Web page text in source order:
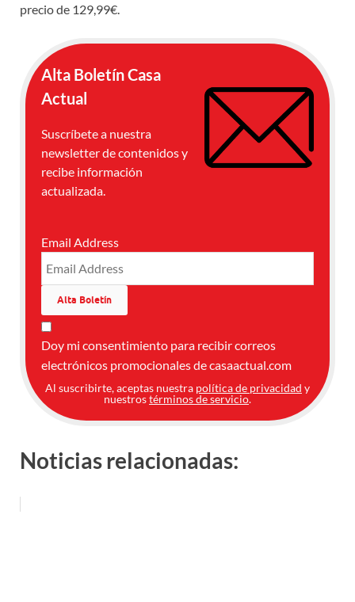
precio de 129,99€.
Alta Boletín Casa
Actual
Suscríbete a nuestra
newsletter de contenidos y
recibe información
actualizada.
Email Address
Doy mi consentimiento para recibir correos
electrónicos promocionales de casaactual.com
Al suscribirte, aceptas nuestra política de privacidad y
nuestrostérminos de servicio.
Noticias relacionadas: